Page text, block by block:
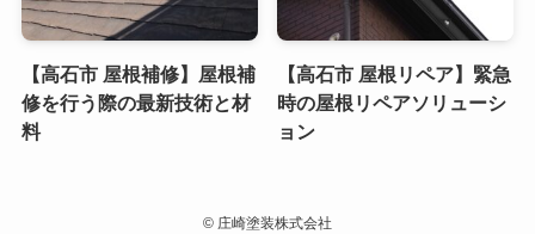
【高石市 屋根補修】屋根補
修を行う際の最新技術と材
料
【高石市 屋根リペア】緊急
時の屋根リペアソリューシ
ョン
© 庄崎塗装株式会社